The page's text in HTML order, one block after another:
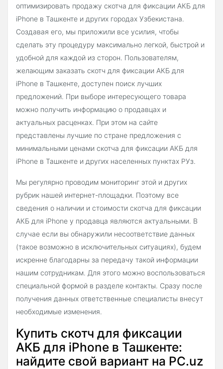
оптимизировать продажу скотча для фиксации АКБ для
iPhone в Ташкенте и других городах Узбекистана.
Создавая его, мы приложили все усилия, чтобы
сделать эту процедуру максимально легкой, быстрой и
удобной для каждой из сторон. Пользователям,
желающим заказать скотч для фиксации АКБ для
iPhone в Ташкенте, доступен поиск лучших
предложений. При выборе интересующего товара
можно получить информацию о продавцах и
актуальных расценках. При этом на сайте
представлены лучшие по стране предложения с
минимальными ценами скотча для фиксации АКБ для
iPhone в Ташкенте и других населенных пунктах РУз.
Мы регулярно проводим мониторинг этой и других
рубрик нашей интернет-площадки. Поэтому все
сведения о наличии и стоимости скотча для фиксации
АКБ для iPhone у продавца являются актуальными. В
случае если вы обнаружили несоответствие данных
(такое возможно в исключительных ситуациях), будем
искренне благодарны за передачу такой информации
нашим сотрудникам. Для этого можно воспользоваться
специальной формой в разделе контакты. Сразу после
получения данных ответственные специалисты внесут
необходимые изменения.
Купить скотч для фиксации
АКБ для iPhone в Ташкенте:
найдите свой вариант на PC.uz